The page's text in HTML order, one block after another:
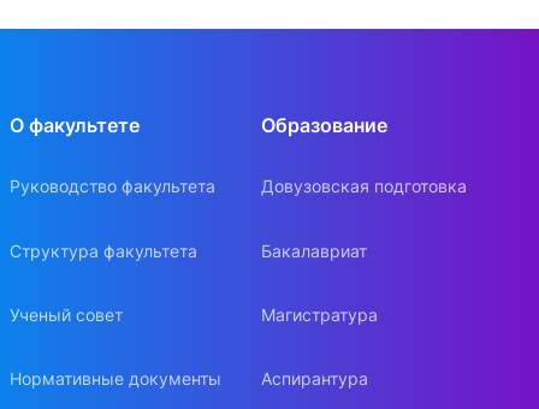
О факультете
Руководство факультета
Структура факультета
Ученый совет
Нормативные документы
Образование
Довузовская подготовка
Бакалавриат
Магистратура
Аспирантура